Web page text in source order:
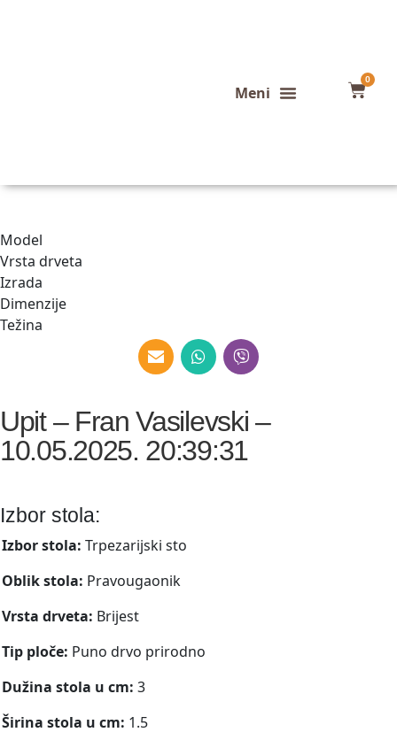
0
Model
Vrsta drveta
Izrada
Dimenzije
Težina
Upit – Fran Vasilevski –
10.05.2025. 20:39:31
Izbor stola:
Izbor stola: Trpezarijski sto
Oblik stola: Pravougaonik
Vrsta drveta: Brijest
Tip ploče: Puno drvo prirodno
Dužina stola u cm: 3
Širina stola u cm: 1.5